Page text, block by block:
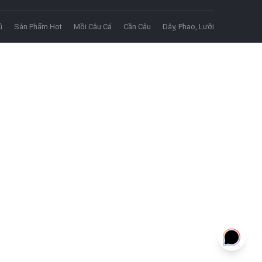
Sản Phẩm Hot Mồi Câu Cá Cần Câu Dây, Phao, Lưỡi